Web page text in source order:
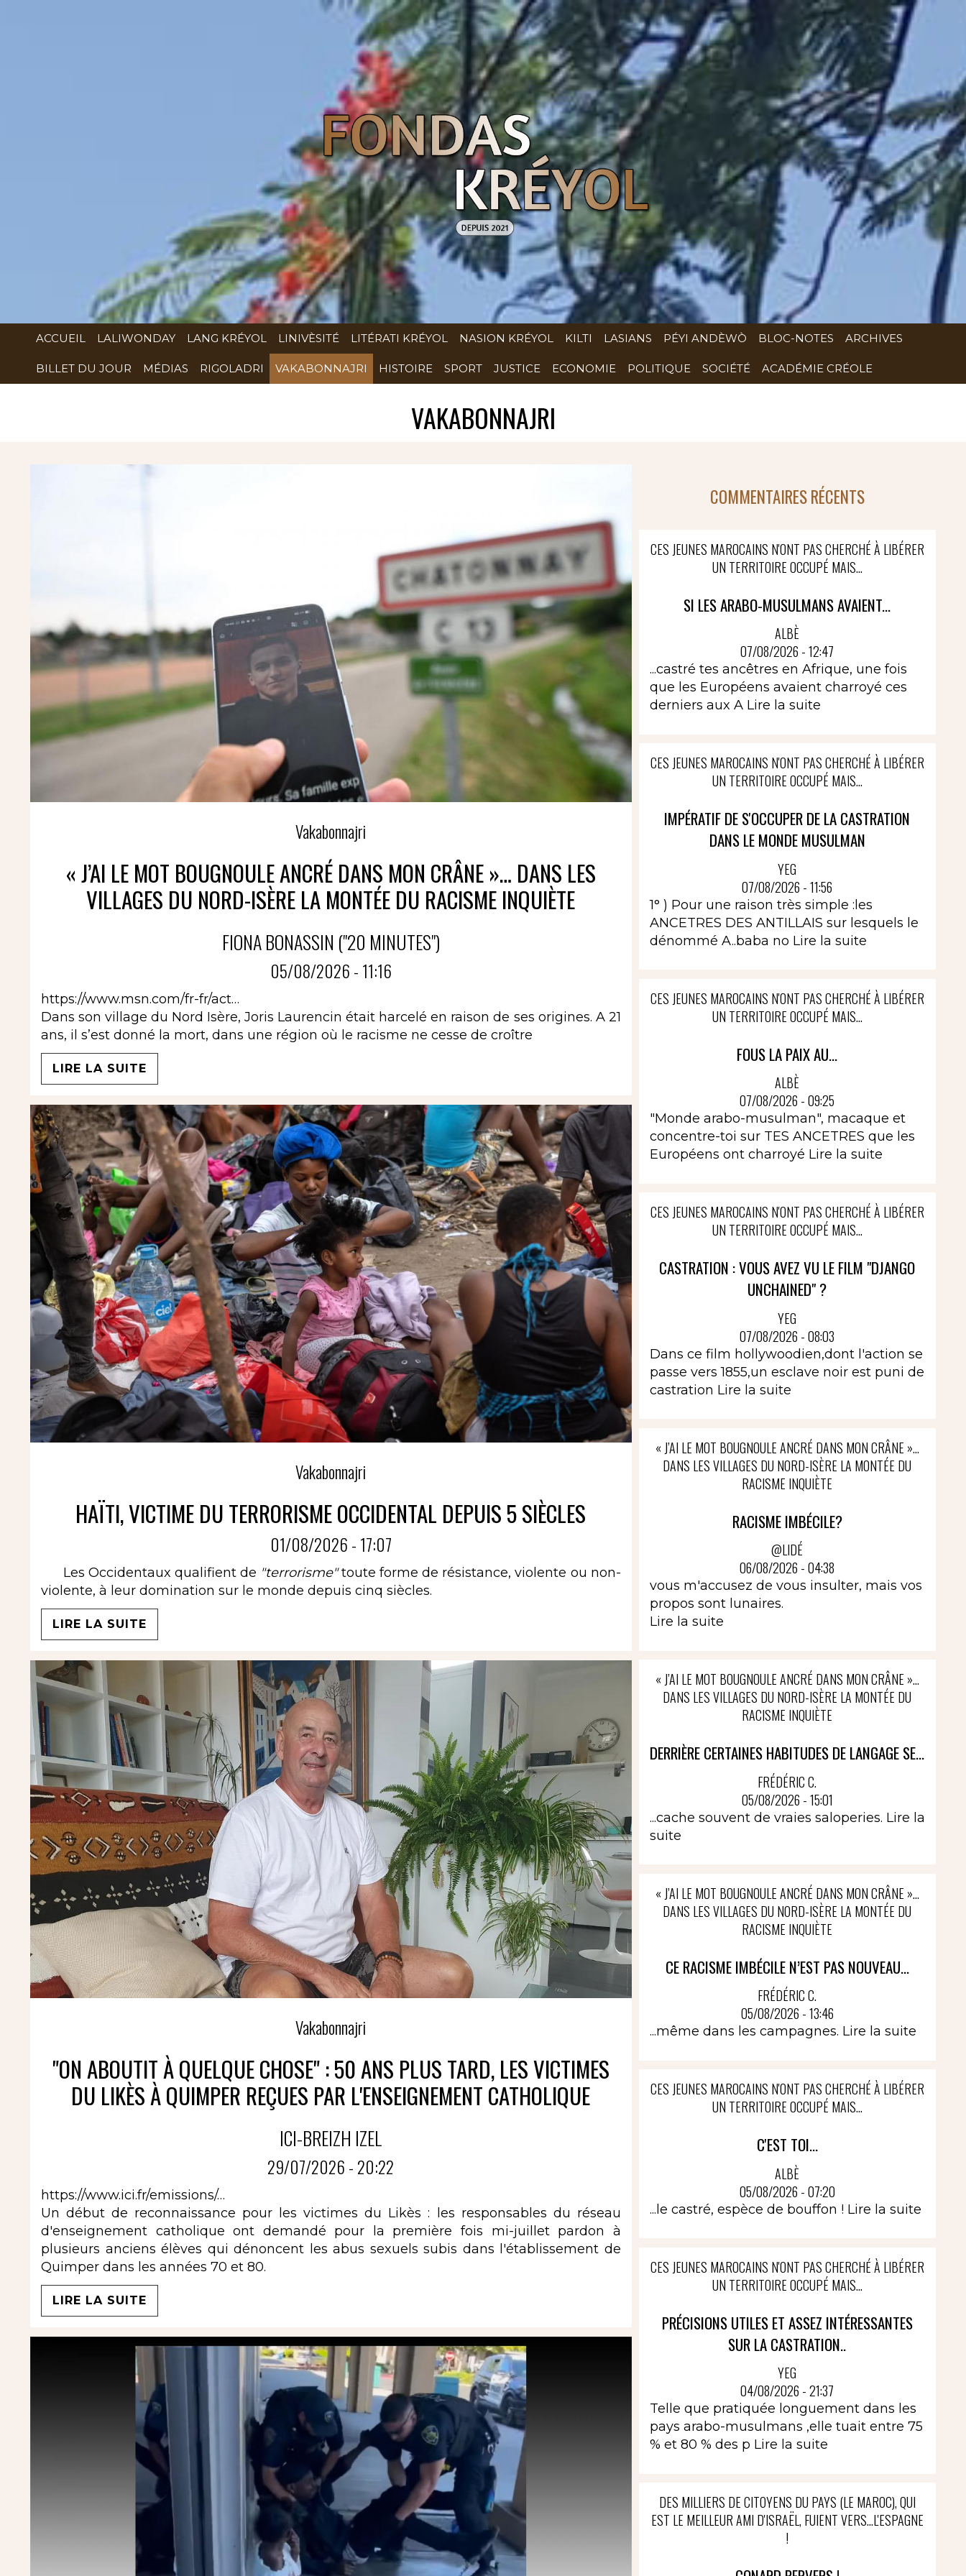
ACCUEIL LALIWONDAY LANG KRÉYOL LINIVÈSITÉ LITÉRATI KRÉYOL NASION KRÉYOL KILTI LASIANS PÉYI ANDÈWÒ BLOC-NOTES ARCHIVES
BILLET DU JOUR MÉDIAS RIGOLADRI VAKABONNAJRI HISTOIRE SPORT JUSTICE ECONOMIE POLITIQUE SOCIÉTÉ ACADÉMIE CRÉOLE
VAKABONNAJRI
Vakabonnajri
« J’AI LE MOT BOUGNOULE ANCRÉ DANS MON CRÂNE »… DANS LES
VILLAGES DU NORD-ISÈRE LA MONTÉE DU RACISME INQUIÈTE
FIONA BONASSIN ("20 MINUTES")
05/08/2026 - 11:16
https://www.msn.com/fr-fr/act…
Dans son village du Nord Isère, Joris Laurencin était harcelé en raison de ses origines. A 21
ans, il s’est donné la mort, dans une région où le racisme ne cesse de croître
LIRE LA SUITE
Vakabonnajri
HAÏTI, VICTIME DU TERRORISME OCCIDENTAL DEPUIS 5 SIÈCLES
01/08/2026 - 17:07
Les Occidentaux qualifient de "terrorisme"toute forme de résistance, violente ou non-
violente, à leur domination sur le monde depuis cinq siècles.
LIRE LA SUITE
Vakabonnajri
"ON ABOUTIT À QUELQUE CHOSE" : 50 ANS PLUS TARD, LES VICTIMES
DU LIKÈS À QUIMPER REÇUES PAR L'ENSEIGNEMENT CATHOLIQUE
ICI-BREIZH IZEL
29/07/2026 - 20:22
https://www.ici.fr/emissions/…
Un début de reconnaissance pour les victimes du Likès : les responsables du réseau
d'enseignement catholique ont demandé pour la première fois mi-juillet pardon à
plusieurs anciens élèves qui dénoncent les abus sexuels subis dans l'établissement de
Quimper dans les années 70 et 80.
LIRE LA SUITE
COMMENTAIRES RÉCENTS
CES JEUNES MAROCAINS N'ONT PAS CHERCHÉ À LIBÉRER
UN TERRITOIRE OCCUPÉ MAIS...
SI LES ARABO-MUSULMANS AVAIENT...
ALBÈ
07/08/2026 - 12:47
...castré tes ancêtres en Afrique, une fois
que les Européens avaient charroyé ces
derniers aux A Lire la suite
CES JEUNES MAROCAINS N'ONT PAS CHERCHÉ À LIBÉRER
UN TERRITOIRE OCCUPÉ MAIS...
IMPÉRATIF DE S'OCCUPER DE LA CASTRATION
DANS LE MONDE MUSULMAN
YEG
07/08/2026 - 11:56
1° ) Pour une raison très simple :les
ANCETRES DES ANTILLAIS sur lesquels le
dénommé A..baba no Lire la suite
CES JEUNES MAROCAINS N'ONT PAS CHERCHÉ À LIBÉRER
UN TERRITOIRE OCCUPÉ MAIS...
FOUS LA PAIX AU...
ALBÈ
07/08/2026 - 09:25
"Monde arabo-musulman", macaque et
concentre-toi sur TES ANCETRES que les
Européens ont charroyé Lire la suite
CES JEUNES MAROCAINS N'ONT PAS CHERCHÉ À LIBÉRER
UN TERRITOIRE OCCUPÉ MAIS...
CASTRATION : VOUS AVEZ VU LE FILM "DJANGO
UNCHAINED" ?
YEG
07/08/2026 - 08:03
Dans ce film hollywoodien,dont l'action se
passe vers 1855,un esclave noir est puni de
castration Lire la suite
« J’AI LE MOT BOUGNOULE ANCRÉ DANS MON CRÂNE »…
DANS LES VILLAGES DU NORD-ISÈRE LA MONTÉE DU
RACISME INQUIÈTE
RACISME IMBÉCILE?
@LIDÉ
06/08/2026 - 04:38
vous m'accusez de vous insulter, mais vos
propos sont lunaires.
Lire la suite
« J’AI LE MOT BOUGNOULE ANCRÉ DANS MON CRÂNE »…
DANS LES VILLAGES DU NORD-ISÈRE LA MONTÉE DU
RACISME INQUIÈTE
DERRIÈRE CERTAINES HABITUDES DE LANGAGE SE...
FRÉDÉRIC C.
05/08/2026 - 15:01
...cache souvent de vraies saloperies. Lire la
suite
« J’AI LE MOT BOUGNOULE ANCRÉ DANS MON CRÂNE »…
DANS LES VILLAGES DU NORD-ISÈRE LA MONTÉE DU
RACISME INQUIÈTE
CE RACISME IMBÉCILE N’EST PAS NOUVEAU...
FRÉDÉRIC C.
05/08/2026 - 13:46
...même dans les campagnes. Lire la suite
CES JEUNES MAROCAINS N'ONT PAS CHERCHÉ À LIBÉRER
UN TERRITOIRE OCCUPÉ MAIS...
C'EST TOI...
ALBÈ
05/08/2026 - 07:20
...le castré, espèce de bouffon ! Lire la suite
CES JEUNES MAROCAINS N'ONT PAS CHERCHÉ À LIBÉRER
UN TERRITOIRE OCCUPÉ MAIS...
PRÉCISIONS UTILES ET ASSEZ INTÉRESSANTES
SUR LA CASTRATION..
YEG
04/08/2026 - 21:37
Telle que pratiquée longuement dans les
pays arabo-musulmans ,elle tuait entre 75
% et 80 % des p Lire la suite
DES MILLIERS DE CITOYENS DU PAYS (LE MAROC), QUI
EST LE MEILLEUR AMI D'ISRAËL, FUIENT VERS...L'ESPAGNE
!